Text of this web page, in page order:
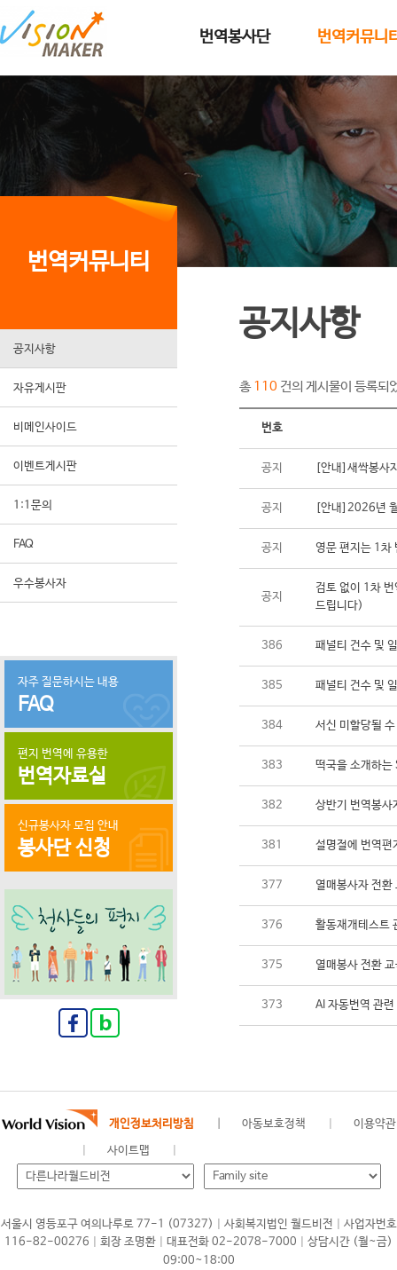
메인메뉴로 이동
메인메뉴 건너뛰고 본문으로 이동
번역봉사단 번역커뮤니
번역커뮤니티
공지사항
자유게시판
비메인사이드
이벤트게시판
1:1문의
FAQ
우수봉사자
자주 질문하시는 내용
FAQ
편지 번역에 유용한
번역자료실
신규봉사자 모집 안내
봉사단 신청
공지사항
총110 건의 게시물이 등록되
번호
공지 [안내]새싹봉사
공지 [안내]2026년
공지 영문 편지는 1
공지
검토 없이 1차
드립니다)
386 패널티 건수 및
385 패널티 건수 및
384 서신 미할당될
383 떡국을 소개하
382 상반기 번역봉사
381 설명절에 번역
377 열매봉사자 전
376 활동재개테스트
375 열매봉사 전환
373 AI 자동번역 관
개인정보처리방침 아동보호정책 이용약관
사이트맵
서울시 영등포구 여의나루로 77-1 (07327) 사회복지법인 월드비전
사업자번호
116-82-00276
회장 조명환 대표전화 02-2078-7000
상담시간 (월~금)
09:00~18:00